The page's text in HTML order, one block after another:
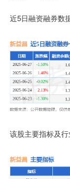
近5日融资融券数
该股主要指标及行